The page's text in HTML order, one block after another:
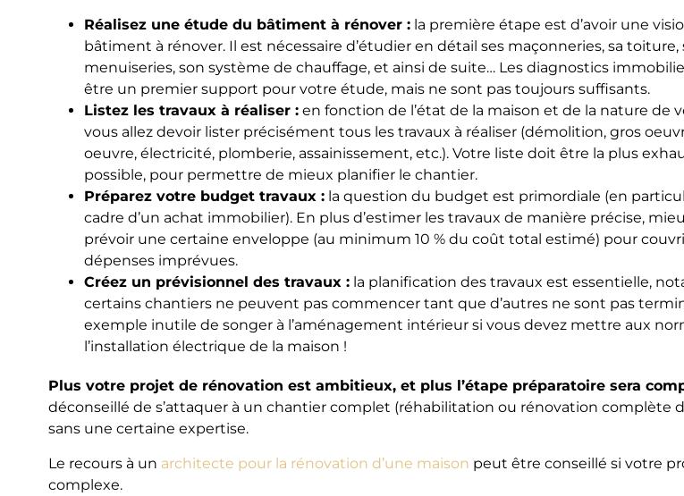
Réalisez une étude du bâtiment à rénover :la première étape est d’avoir une
bâtiment à rénover. Il est nécessaire d’étudier en détail ses maçonneries, sa toiture,
menuiseries, son système de chauffage, et ainsi de suite… Les diagnostics
être un premier support pour votre étude, mais ne sont pas toujours suffisants.
Listez les travaux à réaliser :en fonction de l’état de la maison et de la nature de
vous allez devoir lister précisément tous les travaux à réaliser (démolition, gros
oeuvre, électricité, plomberie, assainissement, etc.). Votre liste doit être la plus
possible, pour permettre de mieux planifier le chantier.
Préparez votre budget travaux :la question du budget est primordiale (en
cadre d’un achat immobilier). En plus d’estimer les travaux de manière précise,
prévoir une certaine enveloppe (au minimum 10 % du coût total estimé) pour
dépenses imprévues.
Créez un prévisionnel des travaux :la planification des travaux est essentielle,
certains chantiers ne peuvent pas commencer tant que d’autres ne sont pas
exemple inutile de songer à l’aménagement intérieur si vous devez mettre aux
l’installation électrique de la maison !
Plus votre projet de rénovation est ambitieux, et plus l’étape préparatoire sera
déconseillé de s’attaquer à un chantier complet (réhabilitation ou rénovation complète
sans une certaine expertise.
Le recours à un architecte pour la rénovation d’une maison peut être conseillé si votre
complexe.